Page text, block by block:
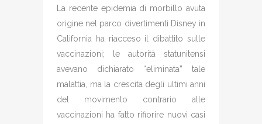
La recente epidemia di morbillo avuta
origine nel parco divertimenti Disney in
California ha riacceso il dibattito sulle
vaccinazioni; le autorità statunitensi
avevano dichiarato “eliminata” tale
malattia, ma la crescita degli ultimi anni
del movimento contrario alle
vaccinazioni ha fatto rifiorire nuovi casi